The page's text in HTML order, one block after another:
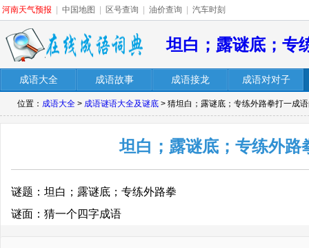
河南天气预报 中国地图 区号查询 油价查询 汽车时刻
坦白；露谜底；专
成语大全 成语故事 成语接龙 成语对对子
位置： 成语大全 > 成语谜语大全及谜底 > 猜坦白；露谜底；专练外路拳打一成
坦白；露谜底；专练外路
谜题：坦白；露谜底；专练外路拳
谜面：猜一个四字成语